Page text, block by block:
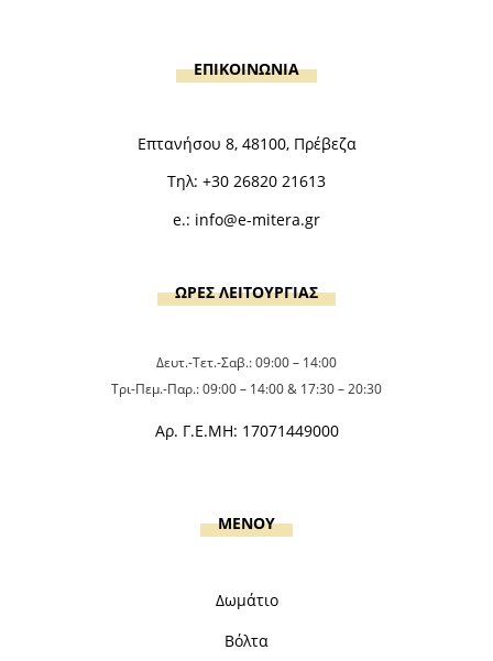
ΕΠΙΚΟΙΝΩΝΙΑ
Επτανήσου 8, 48100, Πρέβεζα
Τηλ: +30 26820 21613
e.: info@e-mitera.gr
ΩΡΕΣ ΛΕΙΤΟΥΡΓΙΑΣ
Δευτ.-Τετ.-Σαβ.: 09:00 – 14:00
Τρι-Πεμ.-Παρ.: 09:00 – 14:00 & 17:30 – 20:30
Αρ. Γ.Ε.ΜΗ: 17071449000
MENOY
Δωμάτιο
Βόλτα